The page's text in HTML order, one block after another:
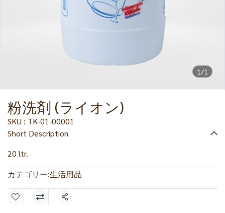
1/1
粉洗剤 (ライオン)
SKU : TK-01-00001
Short Description
20 ltr.
カテゴリー:生活用品
共有